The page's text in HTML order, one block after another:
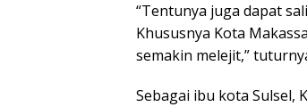
“Tentunya juga dapat
Khususnya Kota
semakin melejit,”
Sebagai ibu kota Sulsel,